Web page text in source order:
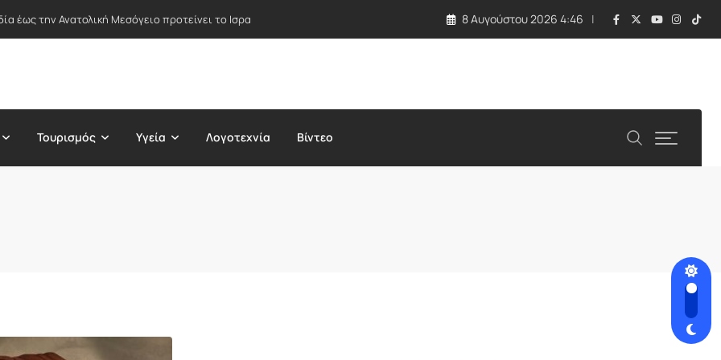
έως την Ανατολική Μεσόγειο προτείνει το Ισραήλ – Στο επίκεντρο Ελλάδα και Κύπρος 8 Αυγούστου 2026 4:46
Τουρισμός Υγεία Λογοτεχνία Βίντεο